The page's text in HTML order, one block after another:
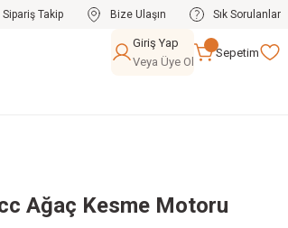
Sipariş Takip Bize Ulaşın Sık Sorulanlar
Giriş Yap
Veya Üye Ol
Sepetim
Ağaç Kesme Motoru